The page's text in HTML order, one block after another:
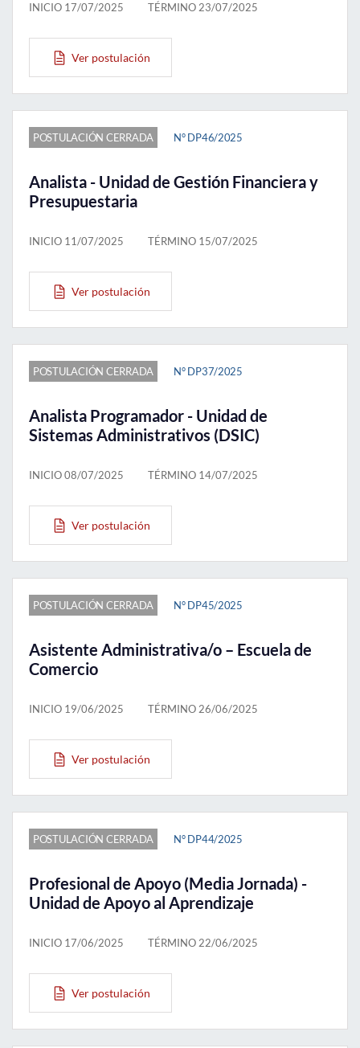
INICIO 17/07/2025 TÉRMINO 23/07/2025
Ver postulación
POSTULACIÓN CERRADA N° DP46/2025
Analista - Unidad de Gestión Financiera y
Presupuestaria
INICIO 11/07/2025 TÉRMINO 15/07/2025
Ver postulación
POSTULACIÓN CERRADA N° DP37/2025
Analista Programador - Unidad de
Sistemas Administrativos (DSIC)
INICIO 08/07/2025 TÉRMINO 14/07/2025
Ver postulación
POSTULACIÓN CERRADA N° DP45/2025
Asistente Administrativa/o – Escuela de
Comercio
INICIO 19/06/2025 TÉRMINO 26/06/2025
Ver postulación
POSTULACIÓN CERRADA N° DP44/2025
Profesional de Apoyo (Media Jornada) -
Unidad de Apoyo al Aprendizaje
INICIO 17/06/2025 TÉRMINO 22/06/2025
Ver postulación